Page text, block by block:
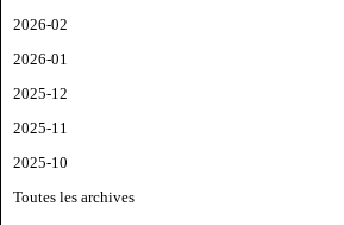
2026-02
2026-01
2025-12
2025-11
2025-10
Toutes les archives